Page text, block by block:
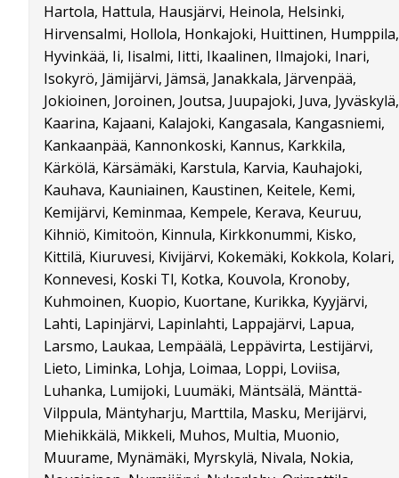
Hartola, Hattula, Hausjärvi, Heinola, Helsinki,
Hirvensalmi, Hollola, Honkajoki, Huittinen, Humppila,
Hyvinkää, Ii, Iisalmi, Iitti, Ikaalinen, Ilmajoki, Inari,
Isokyrö, Jämijärvi, Jämsä, Janakkala, Järvenpää,
Jokioinen, Joroinen, Joutsa, Juupajoki, Juva, Jyväskylä,
Kaarina, Kajaani, Kalajoki, Kangasala, Kangasniemi,
Kankaanpää, Kannonkoski, Kannus, Karkkila,
Kärkölä, Kärsämäki, Karstula, Karvia, Kauhajoki,
Kauhava, Kauniainen, Kaustinen, Keitele, Kemi,
Kemijärvi, Keminmaa, Kempele, Kerava, Keuruu,
Kihniö, Kimitoön, Kinnula, Kirkkonummi, Kisko,
Kittilä, Kiuruvesi, Kivijärvi, Kokemäki, Kokkola, Kolari,
Konnevesi, Koski Tl, Kotka, Kouvola, Kronoby,
Kuhmoinen, Kuopio, Kuortane, Kurikka, Kyyjärvi,
Lahti, Lapinjärvi, Lapinlahti, Lappajärvi, Lapua,
Larsmo, Laukaa, Lempäälä, Leppävirta, Lestijärvi,
Lieto, Liminka, Lohja, Loimaa, Loppi, Loviisa,
Luhanka, Lumijoki, Luumäki, Mäntsälä, Mänttä-
Vilppula, Mäntyharju, Marttila, Masku, Merijärvi,
Miehikkälä, Mikkeli, Muhos, Multia, Muonio,
Muurame, Mynämäki, Myrskylä, Nivala, Nokia,